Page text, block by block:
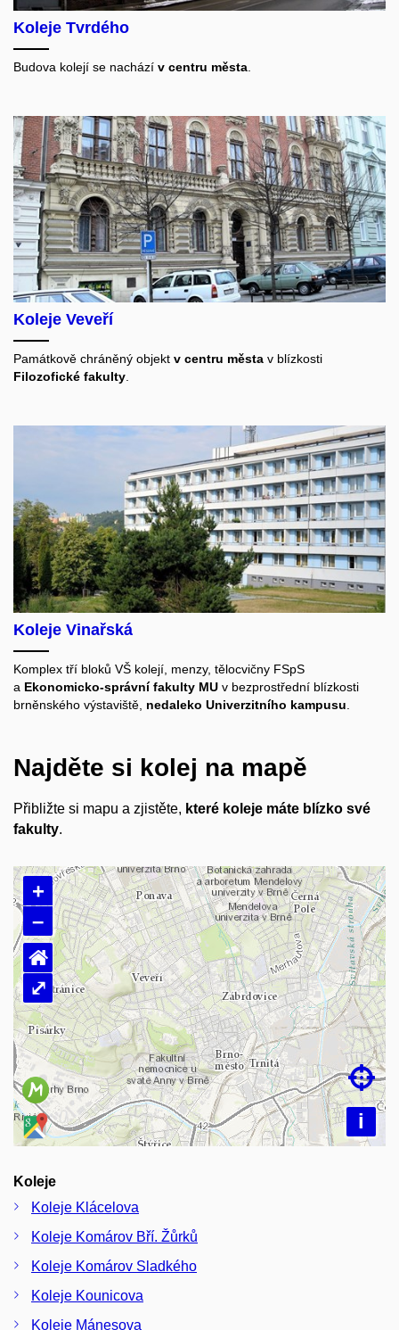
Koleje Tvrdého
Budova kolejí se nachází v centru města
Koleje Veveří
Památkově chráněný objekt v centru města v blízkosti
Filozofické fakulty.
Koleje Vinařská
Komplex tří bloků VŠ kolejí, menzy, tělocvičny FSpS
a Ekonomicko-správní fakulty MU v bezprostřední blízkosti
brněnského výstaviště, nedaleko Univerzitního kampusu
Najděte si kolej na mapě
Přibližte si mapu a zjistěte, které koleje máte blízko své
fakulty.
Načítám mapu…
+
–
i

⌂
⤢
Koleje
Koleje Klácelova
Koleje Komárov Bří. Žůrků
Koleje Komárov Sladkého
Koleje Kounicova
Koleje Mánesova